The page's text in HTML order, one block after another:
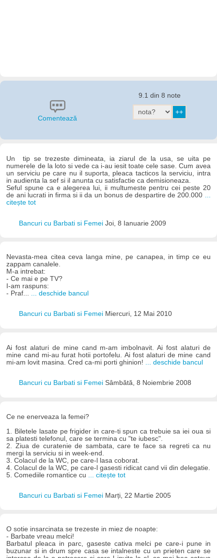
Comentează
9.1 din 8 note
Un tip se trezeste dimineata, ia ziarul de la usa, se uita pe
numerele de la loto si vede ca i-au iesit toate cele sase. Cum avea
un serviciu pe care nu il suporta, pleaca tacticos la serviciu, intra
in audienta la sef si il anunta cu satisfactie ca demisioneaza.
Seful spune ca e alegerea lui, ii multumeste pentru cei peste 20
de ani lucrati in firma si ii da un bonus de despartire de 200.000 ...
citește tot
Bancuri cu Barbati si Femei Joi, 8 Ianuarie 2009
Nevasta-mea citea ceva langa mine, pe canapea, in timp ce eu
zappam canalele.
M-a intrebat:
- Ce mai e pe TV?
I-am raspuns:
- Praf... ... deschide bancul
Bancuri cu Barbati si Femei Miercuri, 12 Mai 2010
Ai fost alaturi de mine cand m-am imbolnavit. Ai fost alaturi de
mine cand mi-au furat hotii portofelu. Ai fost alaturi de mine cand
mi-am lovit masina. Cred ca-mi porti ghinion!
... deschide bancul
Bancuri cu Barbati si Femei Sâmbătă, 8 Noiembrie 2008
Ce ne enerveaza la femei?
1. Biletele lasate pe frigider in care-ti spun ca trebuie sa iei oua si
sa platesti telefonul, care se termina cu "te iubesc".
2. Ziua de curatenie de sambata, care te face sa regreti ca nu
mergi la serviciu si in week-end.
3. Colacul de la WC, pe care-l lasa coborat.
4. Colacul de la WC, pe care-l gasesti ridicat cand vii din delegatie.
5. Comediile romantice cu
... citește tot
Bancuri cu Barbati si Femei Marți, 22 Martie 2005
O sotie insarcinata se trezeste in miez de noapte:
- Barbate vreau melci!
Barbatul pleaca in parc, gaseste cativa melci pe care-i pune in
buzunar si in drum spre casa se intalneste cu un prieten care se